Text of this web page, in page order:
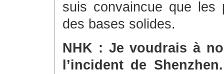
suis convaincue que les
des bases solides.
NHK : Je voudrais à
l’incident de